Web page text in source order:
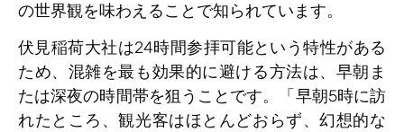
の世界観を味わえることで知られています。
伏見稲荷大社は24時間参拝可能という特性がある
ため、混雑を最も効果的に避ける方法は、早朝ま
たは深夜の時間帯を狙うことです。「早朝5時に訪
れたところ、観光客はほとんどおらず、幻想的な